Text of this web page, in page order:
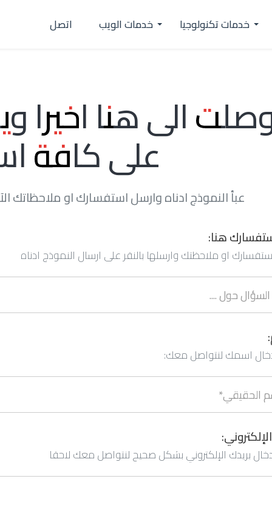
اتصل خدمات الويب خدمات تكنولوجيا
الى هنا اخيرا
على كافة
عبأ النموذج ادناه وارسل استفسارك او
هنا:
او ملاحظتك وارسلها بالنقر على ارسال النموذج ادناه
اسمك لنتواصل معك:
بريدك الإلكتروني بشكل صحيح لنتواصل معك لاحقا